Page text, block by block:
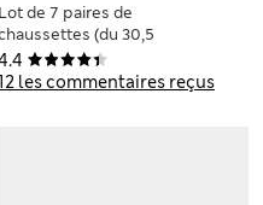
12 les commentaires reçus
Lot de 7 paires de
(du 30,5
42)